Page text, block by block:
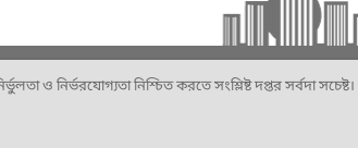
ও নির্ভরযোগ্যতা নিশ্চিত করতে সংশ্লিষ্ট দপ্তর সর্বদা সচেষ্ট।